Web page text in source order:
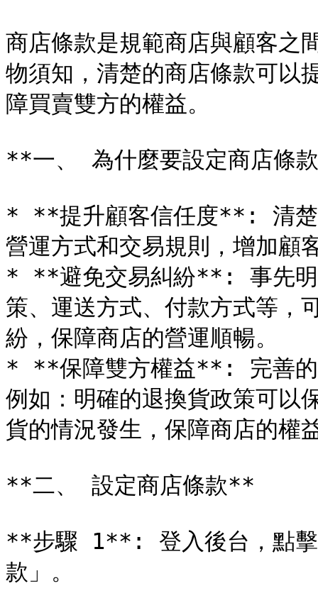
商店條款是規範商店與顧客之
物須知，清楚的商店條款可以
障買賣雙方的權益。
**一、 為什麼要設定商店條
* **提升顧客信任度**: 清楚
營運方式和交易規則，增加顧
* **避免交易糾紛**: 事先明
策、運送方式、付款方式等，
紛，保障商店的營運順暢。
* **保障雙方權益**: 完善的
例如：明確的退換貨政策可以
貨的情況發生，保障商店的權
**二、 設定商店條款**
**步驟 1**: 登入後台，點擊
款」。